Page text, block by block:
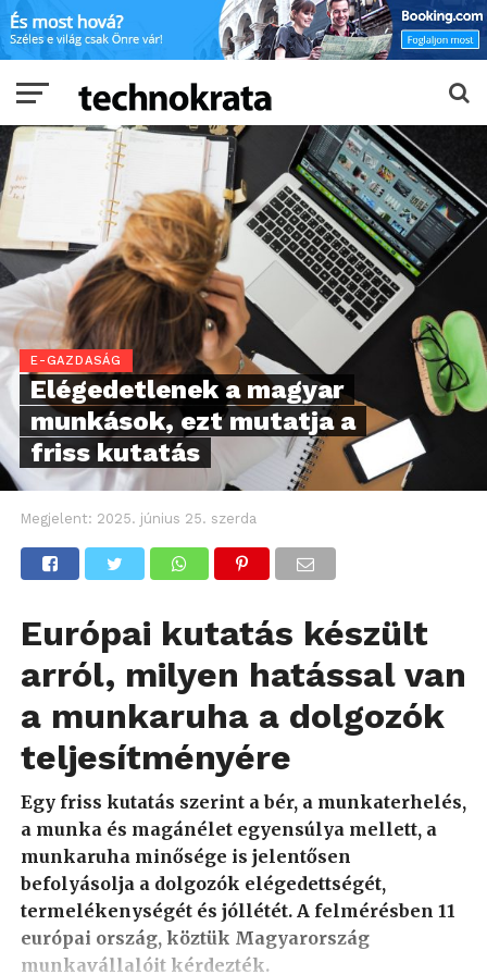
E-GAZDASÁG
Elégedetlenek a magyar
munkások, ezt mutatja a
friss kutatás
Megjelent: 2025. június 25. szerda
Európai kutatás készült
arról, milyen hatással van
a munkaruha a dolgozók
teljesítményére
Egy friss kutatás szerint a bér, a munkaterhelés,
a munka és magánélet egyensúlya mellett, a
munkaruha minősége is jelentősen
befolyásolja a dolgozók elégedettségét,
termelékenységét és jóllétét. A felmérésben 11
európai ország, köztük Magyarország
munkavállalóit kérdezték.